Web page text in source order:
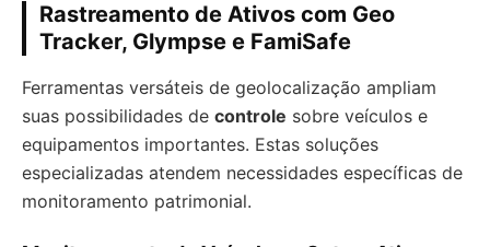
Rastreamento de Ativos com Geo
Tracker, Glympse e FamiSafe
Ferramentas versáteis de geolocalização ampliam
suas possibilidades de controle sobre veículos e
equipamentos importantes. Estas soluções
especializadas atendem necessidades específicas de
monitoramento patrimonial.